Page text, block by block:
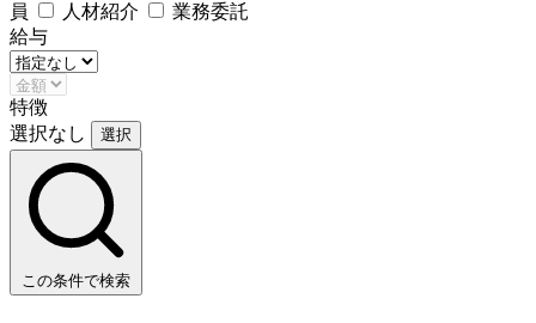
員
人材紹介
業務委託
給与
特徴
選択なし
選択
この条件で検索